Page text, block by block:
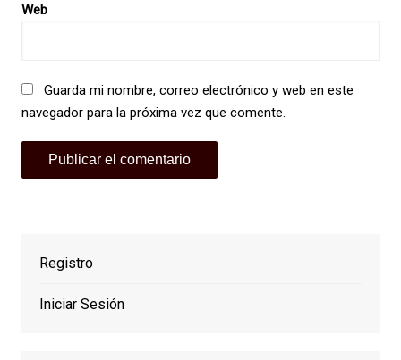
Web
Guarda mi nombre, correo electrónico y web en este
navegador para la próxima vez que comente.
Registro
Iniciar Sesión